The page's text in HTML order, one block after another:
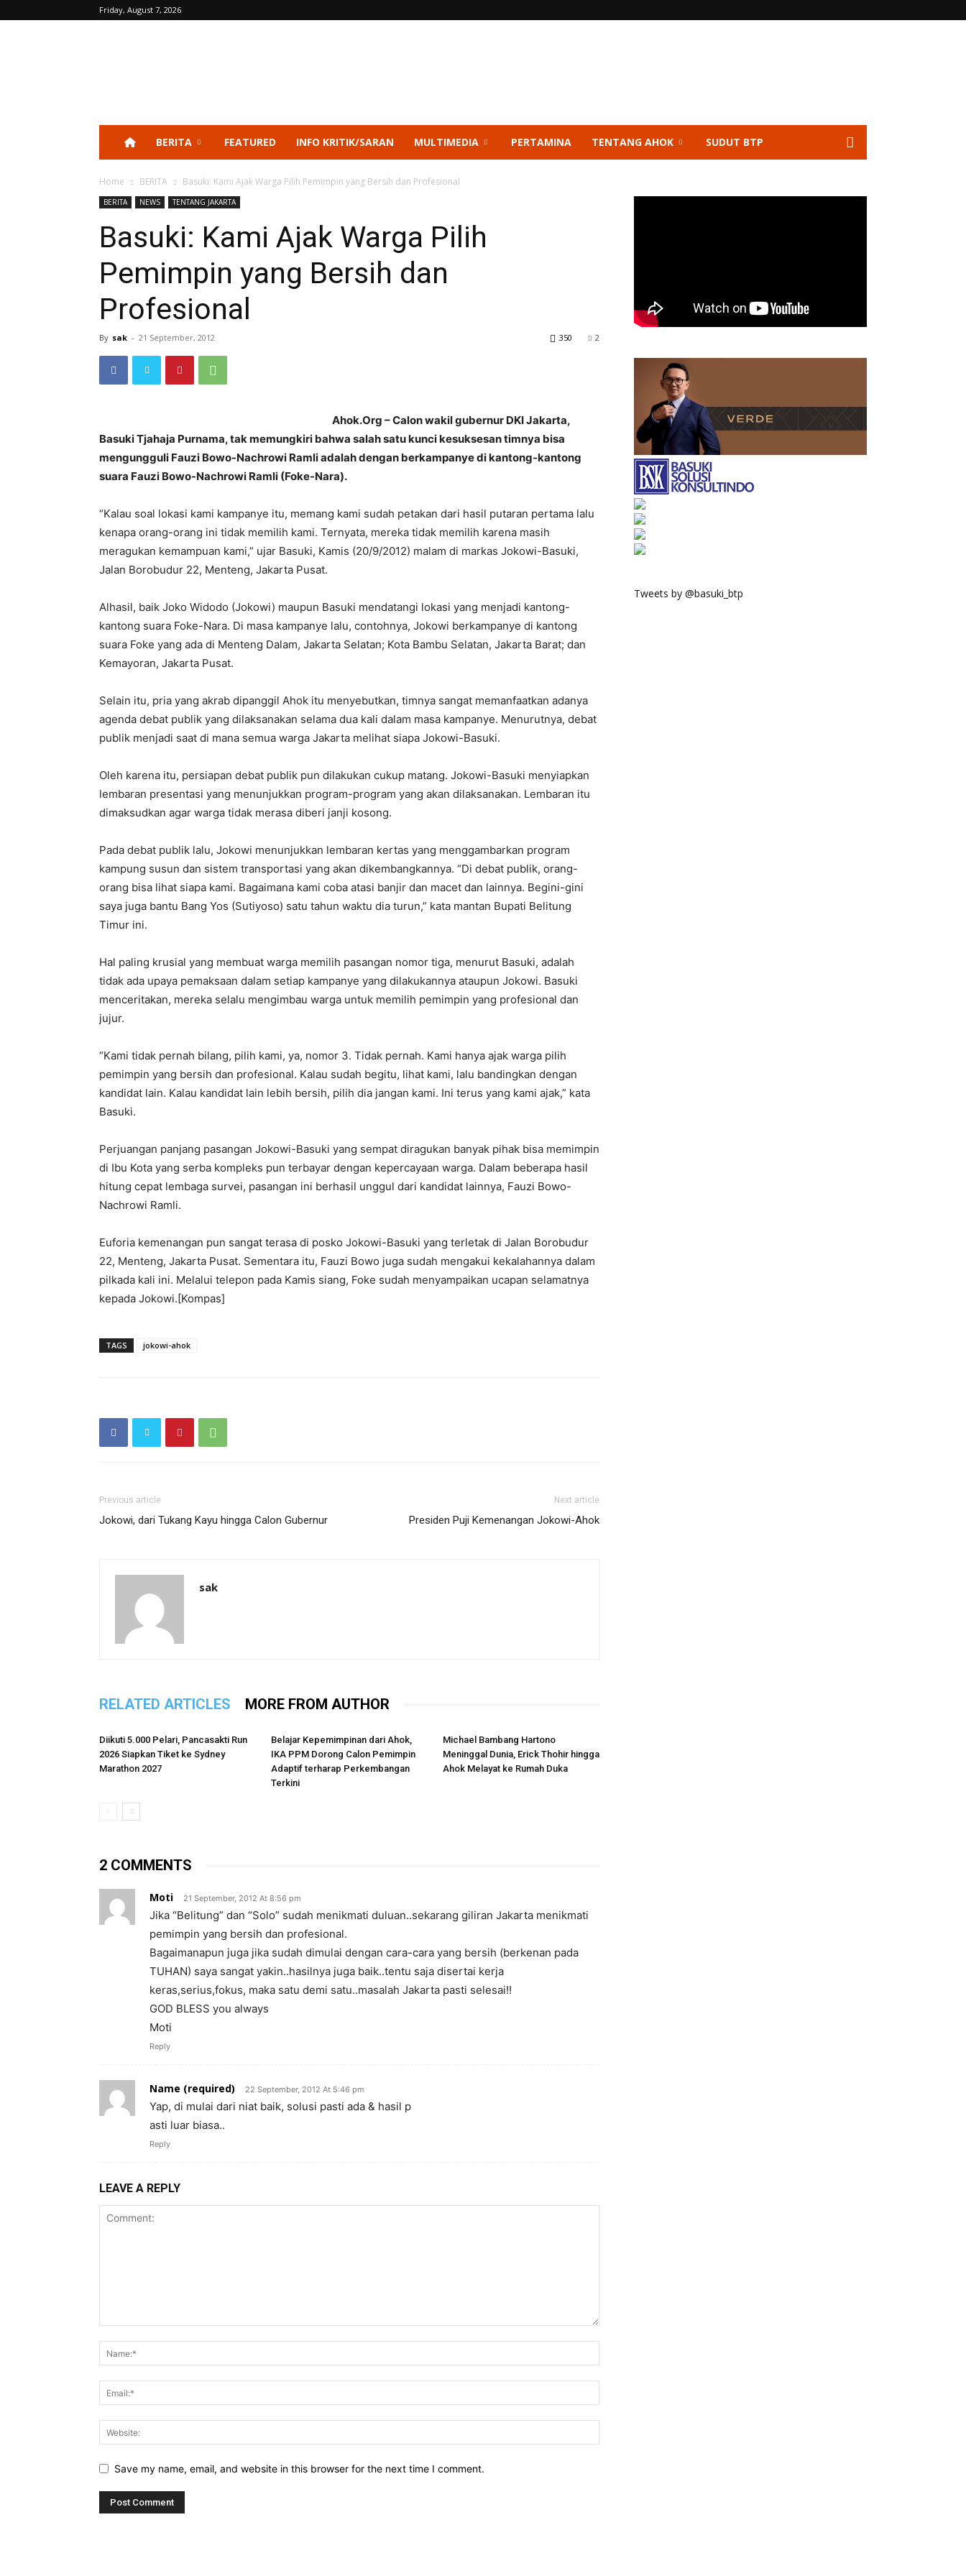
Friday, August 7, 2026
BERITA FEATURED INFO KRITIK/SARAN MULTIMEDIA PERTAMINA TENTANG AHOK SUDUT BTP
Home BERITA Basuki: Kami Ajak Warga Pilih Pemimpin yang Bersih dan Profesional
BERITA NEWS TENTANG JAKARTA
Basuki: Kami Ajak Warga Pilih
Pemimpin yang Bersih dan
Profesional
By sak - 21 September, 2012 2
350
Ahok.Org – Calon wakil gubernur DKI Jakarta,
Basuki Tjahaja Purnama, tak memungkiri bahwa salah satu kunci kesuksesan timnya bisa
mengungguli Fauzi Bowo-Nachrowi Ramli adalah dengan berkampanye di kantong-kantong
suara Fauzi Bowo-Nachrowi Ramli (Foke-Nara).
“Kalau soal lokasi kami kampanye itu, memang kami sudah petakan dari hasil putaran pertama lalu
kenapa orang-orang ini tidak memilih kami. Ternyata, mereka tidak memilih karena masih
meragukan kemampuan kami,” ujar Basuki, Kamis (20/9/2012) malam di markas Jokowi-Basuki,
Jalan Borobudur 22, Menteng, Jakarta Pusat.
Alhasil, baik Joko Widodo (Jokowi) maupun Basuki mendatangi lokasi yang menjadi kantong-
kantong suara Foke-Nara. Di masa kampanye lalu, contohnya, Jokowi berkampanye di kantong
suara Foke yang ada di Menteng Dalam, Jakarta Selatan; Kota Bambu Selatan, Jakarta Barat; dan
Kemayoran, Jakarta Pusat.
Selain itu, pria yang akrab dipanggil Ahok itu menyebutkan, timnya sangat memanfaatkan adanya
agenda debat publik yang dilaksanakan selama dua kali dalam masa kampanye. Menurutnya, debat
publik menjadi saat di mana semua warga Jakarta melihat siapa Jokowi-Basuki.
Oleh karena itu, persiapan debat publik pun dilakukan cukup matang. Jokowi-Basuki menyiapkan
lembaran presentasi yang menunjukkan program-program yang akan dilaksanakan. Lembaran itu
dimaksudkan agar warga tidak merasa diberi janji kosong.
Pada debat publik lalu, Jokowi menunjukkan lembaran kertas yang menggambarkan program
kampung susun dan sistem transportasi yang akan dikembangkannya. “Di debat publik, orang-
orang bisa lihat siapa kami. Bagaimana kami coba atasi banjir dan macet dan lainnya. Begini-gini
saya juga bantu Bang Yos (Sutiyoso) satu tahun waktu dia turun,” kata mantan Bupati Belitung
Timur ini.
Hal paling krusial yang membuat warga memilih pasangan nomor tiga, menurut Basuki, adalah
tidak ada upaya pemaksaan dalam setiap kampanye yang dilakukannya ataupun Jokowi. Basuki
menceritakan, mereka selalu mengimbau warga untuk memilih pemimpin yang profesional dan
jujur.
“Kami tidak pernah bilang, pilih kami, ya, nomor 3. Tidak pernah. Kami hanya ajak warga pilih
pemimpin yang bersih dan profesional. Kalau sudah begitu, lihat kami, lalu bandingkan dengan
kandidat lain. Kalau kandidat lain lebih bersih, pilih dia jangan kami. Ini terus yang kami ajak,” kata
Basuki.
Perjuangan panjang pasangan Jokowi-Basuki yang sempat diragukan banyak pihak bisa memimpin
di Ibu Kota yang serba kompleks pun terbayar dengan kepercayaan warga. Dalam beberapa hasil
hitung cepat lembaga survei, pasangan ini berhasil unggul dari kandidat lainnya, Fauzi Bowo-
Nachrowi Ramli.
Euforia kemenangan pun sangat terasa di posko Jokowi-Basuki yang terletak di Jalan Borobudur
22, Menteng, Jakarta Pusat. Sementara itu, Fauzi Bowo juga sudah mengakui kekalahannya dalam
pilkada kali ini. Melalui telepon pada Kamis siang, Foke sudah menyampaikan ucapan selamatnya
kepada Jokowi.[Kompas]
TAGS jokowi-ahok
Previous article
Jokowi, dari Tukang Kayu hingga Calon Gubernur
Next article
Presiden Puji Kemenangan Jokowi-Ahok
sak
RELATED ARTICLES MORE FROM AUTHOR
Diikuti 5.000 Pelari, Pancasakti Run
2026 Siapkan Tiket ke Sydney
Marathon 2027
Belajar Kepemimpinan dari Ahok,
IKA PPM Dorong Calon Pemimpin
Adaptif terharap Perkembangan
Terkini
Michael Bambang Hartono
Meninggal Dunia, Erick Thohir hingga
Ahok Melayat ke Rumah Duka
2 COMMENTS
Moti 21 September, 2012 At 8:56 pm
Jika “Belitung” dan “Solo” sudah menikmati duluan..sekarang giliran Jakarta menikmati
pemimpin yang bersih dan profesional.
Bagaimanapun juga jika sudah dimulai dengan cara-cara yang bersih (berkenan pada
TUHAN) saya sangat yakin..hasilnya juga baik..tentu saja disertai kerja
keras,serius,fokus, maka satu demi satu..masalah Jakarta pasti selesai!!
GOD BLESS you always
Moti
Reply
Name (required) 22 September, 2012 At 5:46 pm
Yap, di mulai dari niat baik, solusi pasti ada & hasil p
asti luar biasa..
Reply
LEAVE A REPLY
Save my name, email, and website in this browser for the next time I comment.
Tweets by @basuki_btp